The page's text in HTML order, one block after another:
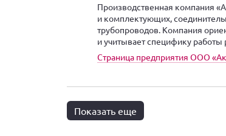
Производственная компания
и комплектующих,
трубопроводов. Компания
и учитывает специфику работы
Страница предприятия ООО
Показать еще